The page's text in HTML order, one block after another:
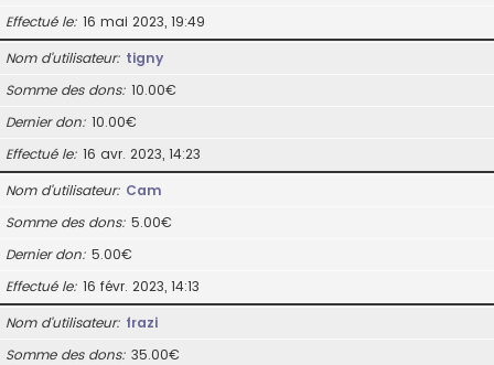
Effectué le 16 mai 2023, 19:49
Nom d’utilisateur tigny
Somme des dons 10.00€
Dernier don 10.00€
Effectué le 16 avr. 2023, 14:23
Nom d’utilisateur Cam
Somme des dons 5.00€
Dernier don 5.00€
Effectué le 16 févr. 2023, 14:13
Nom d’utilisateur frazi
Somme des dons 35.00€